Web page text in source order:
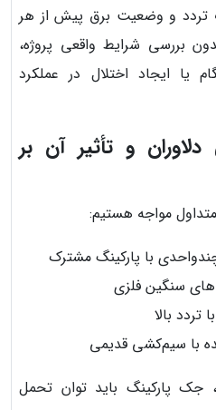
تردد و وضعیت برق پیش از هر
بررسی شرایط واقعی پروژه،
یا ایجاد اختلال در عملکرد
و تأثیر آن بر
متداول مواجه هستیم:
با پارکینگ مشترک
سنگین فلزی
بالا
با سیم‌کشی قدیمی
جک پارکینگ باید توان تحمل